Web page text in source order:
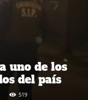
uno de los
del país
519